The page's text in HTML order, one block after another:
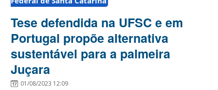
Tese defendida na UFSC e em
Portugal propõe alternativa
sustentável para a palmeira
Juçara
01/08/2023 12:09